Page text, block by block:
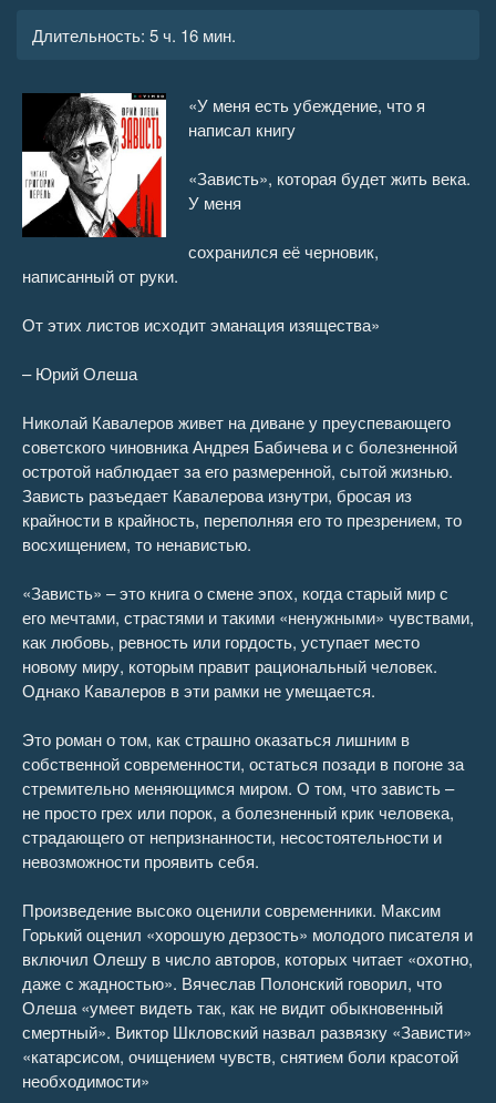
09:05
15
16
17
13:49
22
23
24
07:07
25
26
27
Длительность: 5 ч. 16 мин.
«У меня есть убеждение, что я
написал книгу
«Зависть», которая будет жить века.
У меня
сохранился её черновик,
написанный от руки.
От этих листов исходит эманация изящества»
– Юрий Олеша
Николай Кавалеров живет на диване у преуспевающего
советского чиновника Андрея Бабичева и с болезненной
остротой наблюдает за его размеренной, сытой жизнью.
Зависть разъедает Кавалерова изнутри, бросая из
крайности в крайность, переполняя его то презрением, то
восхищением, то ненавистью.
«Зависть» – это книга о смене эпох, когда старый мир с
его мечтами, страстями и такими «ненужными» чувствами,
как любовь, ревность или гордость, уступает место
новому миру, которым правит рациональный человек.
Однако Кавалеров в эти рамки не умещается.
Это роман о том, как страшно оказаться лишним в
собственной современности, остаться позади в погоне за
стремительно меняющимся миром. О том, что зависть –
не просто грех или порок, а болезненный крик человека,
страдающего от непризнанности, несостоятельности и
невозможности проявить себя.
Произведение высоко оценили современники. Максим
Горький оценил «хорошую дерзость» молодого писателя и
включил Олешу в число авторов, которых читает «охотно,
даже с жадностью». Вячеслав Полонский говорил, что
Олеша «умеет видеть так, как не видит обыкновенный
смертный». Виктор Шкловский назвал развязку «Зависти»
«катарсисом, очищением чувств, снятием боли красотой
необходимости»